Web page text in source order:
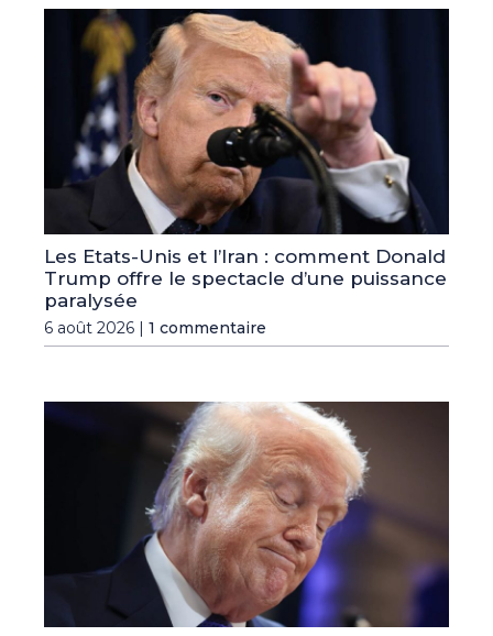
Les Etats-Unis et l’Iran : comment Donald
Trump offre le spectacle d’une puissance
paralysée
6 août 2026 | 1 commentaire